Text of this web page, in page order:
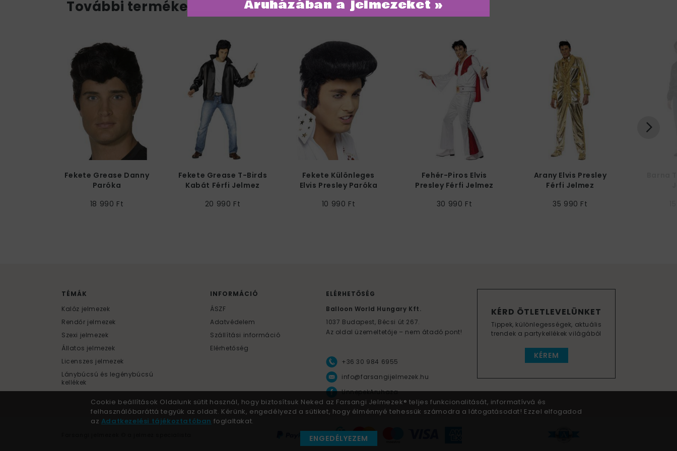
További termékek a kategóriában
Fekete Grease Danny
Paróka
18 990 Ft
Fekete Grease T-Birds
Kabát Férfi Jelmez
20 990 Ft
Fekete Különleges
Elvis Presley Paróka
10 990 Ft
Fehér-Piros Elvis
Presley Férfi Jelmez
30 990 Ft
Arany Elvis Presley
Férfi Jelmez
35 990 Ft
KÉRD ÖTLETLEVELÜNKET
Tippek, különlegességek, aktuális
trendek a partykellékek világából
KÉREM
TÉMÁK
Kalóz jelmezek
Rendőr jelmezek
Szexi jelmezek
Állatos jelmezek
Licenszes jelmezek
Lánybúcsú és legénybúcsú
kellékek
INFORMÁCIÓ
ÁSZF
Adatvédelem
Szállítási információ
Elérhetőség
ELÉRHETŐSÉG
Balloon World Hungary Kft.
1037 Budapest, Bécsi út 267.
Az oldal üzemeltetője – nem átadó pont!
+36 30 984 6955
info@farsangijelmezek.hu
UnnepekAruhaza
Cookie beállítások Oldalunk sütit használ, hogy biztosítsuk Neked az Farsangi Jelmezek® teljes funkcionalitását, informatívvá és
felhasználóbaráttá tegyük az oldalt. Kérünk, engedélyezd a sütiket, hogy élménnyé tehessük számodra a látogatásodat! Ezzel elfogadod
az Adatkezelési tájékoztatóban foglaltakat.
ENGEDÉLYEZEM
Áruházában a jelmezeket »